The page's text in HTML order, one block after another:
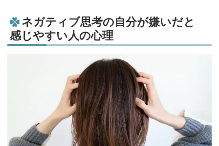
ネガティブ思考の自分が嫌いだと
感じやすい人の心理